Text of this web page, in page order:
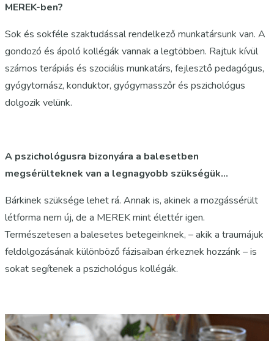
MEREK-ben?
Sok és sokféle szaktudással rendelkező munkatársunk van. A
gondozó és ápoló kollégák vannak a legtöbben. Rajtuk kívül
számos terápiás és szociális munkatárs, fejlesztő pedagógus,
gyógytornász, konduktor, gyógymasszőr és pszichológus
dolgozik velünk.
A pszichológusra bizonyára a balesetben
megsérülteknek van a legnagyobb szükségük…
Bárkinek szüksége lehet rá. Annak is, akinek a mozgássérült
létforma nem új, de a MEREK mint élettér igen.
Természetesen a balesetes betegeinknek, – akik a traumájuk
feldolgozásának különböző fázisaiban érkeznek hozzánk – is
sokat segítenek a pszichológus kollégák.